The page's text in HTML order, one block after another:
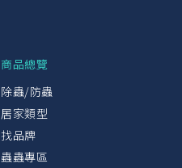
商品總覽
除蟲/防蟲
居家類型
找品牌
蟲蟲專區